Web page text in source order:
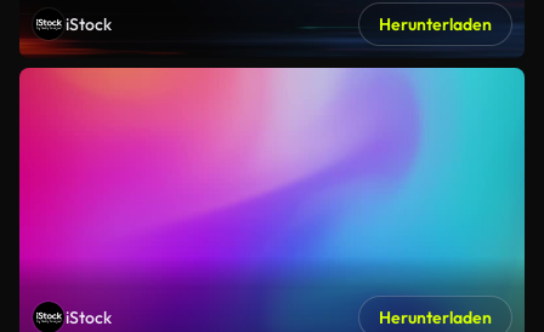
iStock Herunterladen
iStock Herunterladen